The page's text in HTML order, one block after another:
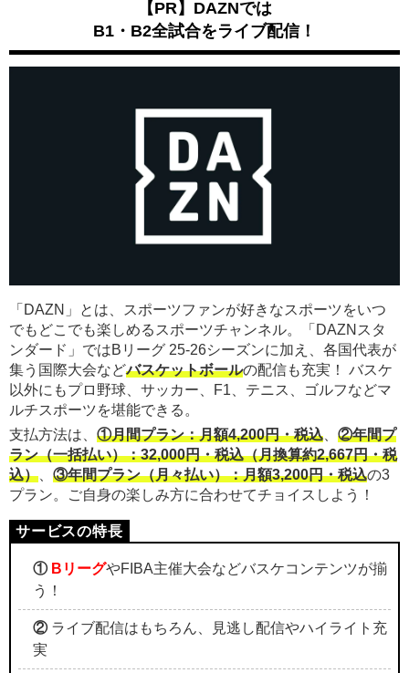
【PR】DAZNでは
B1・B2全試合をライブ配信！
「DAZN」とは、スポーツファンが好きなスポーツをいつ
でもどこでも楽しめるスポーツチャンネル。「DAZNスタ
ンダード」ではBリーグ 25-26シーズンに加え、各国代表が
集う国際大会などバスケットボールの配信も充実！ バスケ
以外にもプロ野球、サッカー、F1、テニス、ゴルフなどマ
ルチスポーツを堪能できる。
支払方法は、 ①月間プラン：月額4,200円・税込、 ②年間プ
ラン（一括払い）：32,000円・税込（月換算約2,667円・税
込）、 ③年間プラン（月々払い）：月額3,200円・税込の3
プラン。ご自身の楽しみ方に合わせてチョイスしよう！
① BリーグやFIBA主催大会などバスケコンテンツが揃
う！
②ライブ配信はもちろん、見逃し配信やハイライト充
実